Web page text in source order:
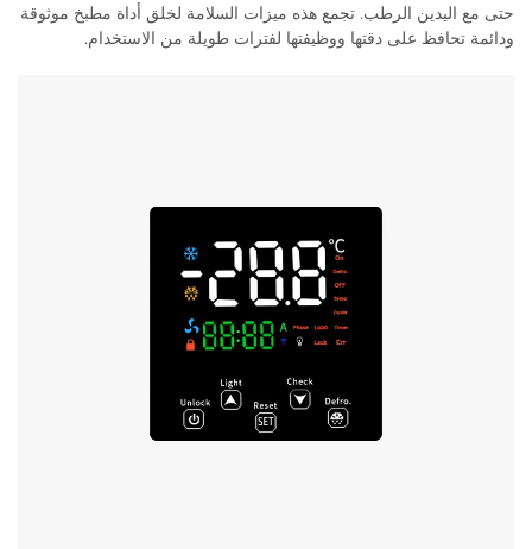
حتى مع اليدين الرطب. تجمع هذه ميزات السلامة لخلق أداة مطبخ موثوقة
ودائمة تحافظ على دقتها ووظيفتها لفترات طويلة من الاستخدام.